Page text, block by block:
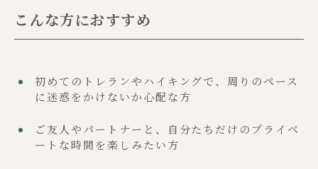
こんな方におすすめ
初めてのトレランやハイキングで、周りのペース
に迷惑をかけないか心配な方
ご友人やパートナーと、自分たちだけのプライベ
ートな時間を楽しみたい方